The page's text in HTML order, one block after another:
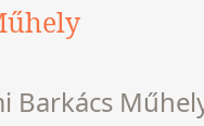
Barkács